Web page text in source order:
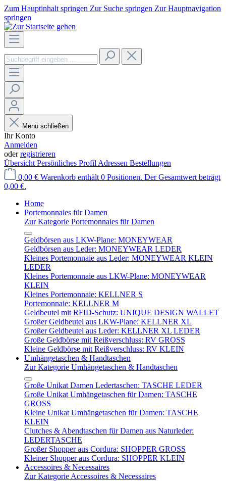
Zum Hauptinhalt springen Zur Suche springen Zur Hauptnavigation
springen
Menü schließen
Ihr Konto
Anmelden
oderregistrieren
Übersicht Persönliches Profil Adressen Bestellungen
0,00 € Warenkorb enthält 0 Positionen. Der Gesamtwert beträgt
0,00 €.
Home
Portemonnaies für Damen
Zur Kategorie Portemonnaies für Damen
Geldbörsen aus LKW-Plane: MONEYWEAR
Geldbörsen aus Leder: MONEYWEAR LEDER
Kleines Portemonnaie aus Leder: MONEYWEAR KLEIN
LEDER
Kleines Portemonnaie aus LKW-Plane: MONEYWEAR
KLEIN
Kleines Portemonnaie: KELLNER S
Portemonnaie: KELLNER M
Geldbeutel mit RFID-Schutz: UNIQUE DESIGN WALLET
Großer Geldbeutel aus LKW-Plane: KELLNER XL
Großer Geldbeutel aus Leder: KELLNER XL LEDER
Große Geldbörse mit Reißverschluss: RV GROSS
Kleine Geldbörse mit Reißverschluss: RV KLEIN
Umhängetaschen & Handtaschen
Zur Kategorie Umhängetaschen & Handtaschen
Große Unikat Damen Ledertaschen: TASCHE LEDER
Große Unikat Umhängetaschen für Damen: TASCHE
GROSS
Kleine Unikat Umhängetaschen für Damen: TASCHE
KLEIN
Clutches & Abendtaschen für Damen aus Naturleder:
LEDERTASCHE
Großer Shopper aus Cordura: SHOPPER GROSS
Kleiner Shopper aus Cordura: SHOPPER KLEIN
Accessoires & Necessaires
Zur Kategorie Accessoires & Necessaires